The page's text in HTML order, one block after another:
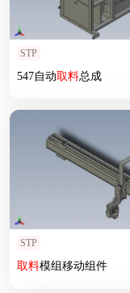
STP
547自动取料总成
STP
取料模组移动组件